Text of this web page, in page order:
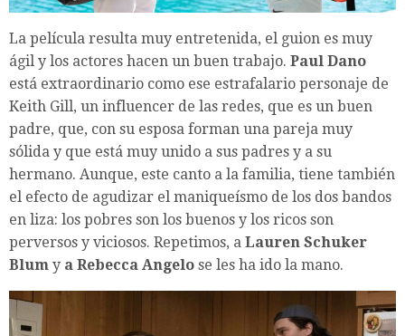
La película resulta muy entretenida, el guion es muy
ágil y los actores hacen un buen trabajo. Paul Dano
está extraordinario como ese estrafalario personaje de
Keith Gill, un influencer de las redes, que es un buen
padre, que, con su esposa forman una pareja muy
sólida y que está muy unido a sus padres y a su
hermano. Aunque, este canto a la familia, tiene también
el efecto de agudizar el maniqueísmo de los dos bandos
en liza: los pobres son los buenos y los ricos son
perversos y viciosos. Repetimos, a Lauren Schuker
Blum y a Rebecca Angelo se les ha ido la mano.